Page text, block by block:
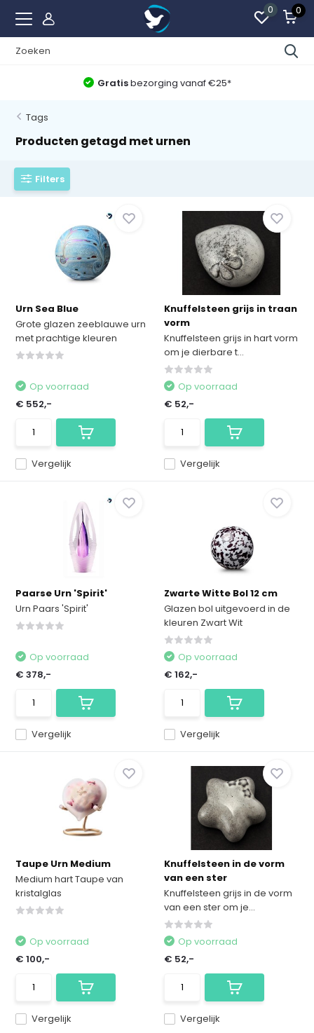
0 0
Gratisbezorging vanaf €25*
Tags
Producten getagd met urnen
Filters
Urn Sea Blue
Grote glazen zeeblauwe urn
met prachtige kleuren
Vergelijk
Op voorraad
€ 552,-
Knuffelsteen grijs in traan
vorm
Knuffelsteen grijs in hart vorm
om je dierbare t...
Vergelijk
Op voorraad
€ 52,-
Paarse Urn 'Spirit'
Urn Paars 'Spirit'
Vergelijk
Op voorraad
€ 378,-
Zwarte Witte Bol 12 cm
Glazen bol uitgevoerd in de
kleuren Zwart Wit
Vergelijk
Op voorraad
€ 162,-
Taupe Urn Medium
Medium hart Taupe van
kristalglas
Vergelijk
Op voorraad
€ 100,-
Knuffelsteen in de vorm
van een ster
Knuffelsteen grijs in de vorm
van een ster om je...
Vergelijk
Op voorraad
€ 52,-